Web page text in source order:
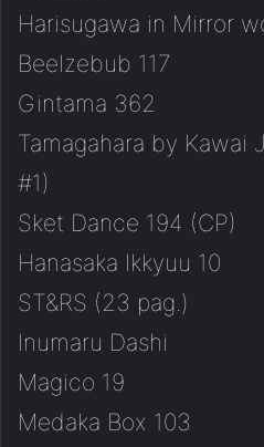
Harisugawa in Mirror
Beelzebub 117
Gintama 362
Tamagahara by Kawai
#1)
Sket Dance 194 (CP)
Hanasaka Ikkyuu 10
ST&RS (23 pag.)
Inumaru Dashi
Magico 19
Medaka Box 103